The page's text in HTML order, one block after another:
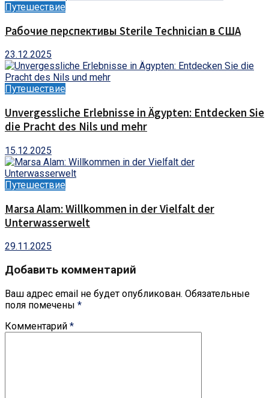
Путешествие
Рабочие перспективы Sterile Technician в США
23.12.2025
Путешествие
Unvergessliche Erlebnisse in Ägypten: Entdecken Sie
die Pracht des Nils und mehr
15.12.2025
Путешествие
Marsa Alam: Willkommen in der Vielfalt der
Unterwasserwelt
29.11.2025
Добавить комментарий
Ваш адрес email не будет опубликован. Обязательные
поля помечены *
Комментарий *